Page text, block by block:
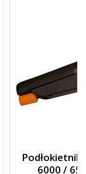
6000 /